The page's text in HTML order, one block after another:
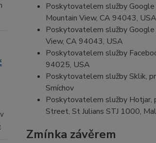
Poskytovatelem služby
Mountain View, CA 94043, USA
Poskytovatelem služby
View, CA 94043, USA
Poskytovatelem služby
94025, USA
Poskytovatelem služby Sklik,
Smíchov
Poskytovatelem služby Hotjar,
Street, St Julians STJ 1000,
Zmínka závěrem